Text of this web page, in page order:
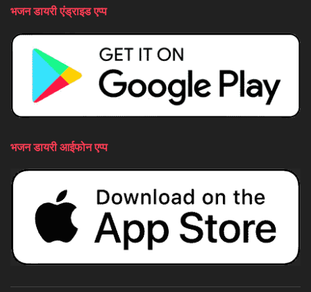
भजन डायरी एंड्राइड एप्प
भजन डायरी आईफोन एप्प